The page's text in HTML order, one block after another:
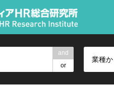
and
or
業種